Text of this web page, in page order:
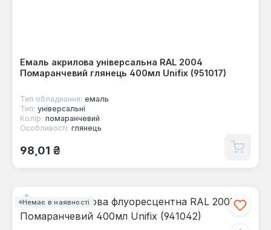
Емаль акрилова універсальна RAL 2004
Помаранчевий глянець 400мл Unifix (951017)
Тип обладнання: емаль
Тип: універсальні
Колір: помаранчевий
Особливості: глянець
Звичайна ціна:
98,01 ₴
Немає в наявності